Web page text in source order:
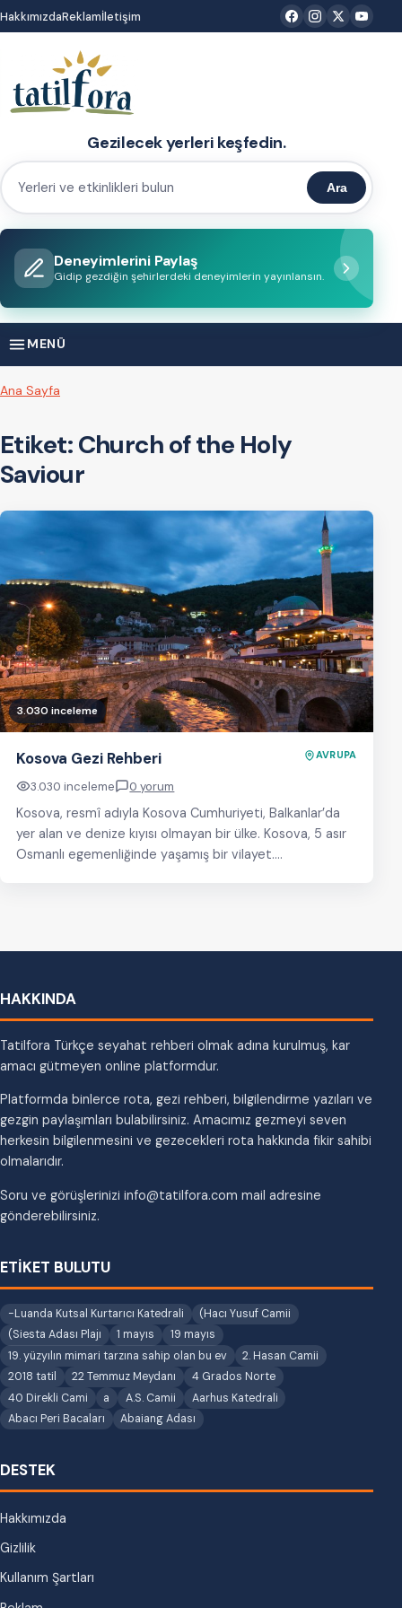
İçeriğe
atla
HakkımızdaReklamİletişim
Gezilecek yerleri keşfedin.
Yerleri
etkinlikleri
bulun
Ara
Deneyimlerini Paylaş
Gidip gezdiğin şehirlerdeki deneyimlerin yayınlansın.
MENÜ
Ana Sayfa
Etiket:Church of the Holy
Saviour
3.030 inceleme
Kosova Gezi Rehberi AVRUPA
3.030 inceleme 0 yorum
Kosova, resmî adıyla Kosova Cumhuriyeti, Balkanlar’da
yer alan ve denize kıyısı olmayan bir ülke. Kosova, 5 asır
Osmanlı egemenliğinde yaşamış bir vilayet.…
HAKKINDA
Tatilfora Türkçe seyahat rehberi olmak adına kurulmuş, kar
amacı gütmeyen online platformdur.
Platformda binlerce rota, gezi rehberi, bilgilendirme yazıları ve
gezgin paylaşımları bulabilirsiniz. Amacımız gezmeyi seven
herkesin bilgilenmesini ve gezecekleri rota hakkında fikir sahibi
olmalarıdır.
Soru ve görüşlerinizi info@tatilfora.com mail adresine
gönderebilirsiniz.
ETİKET BULUTU
-Luanda Kutsal Kurtarıcı Katedrali
(Hacı Yusuf Camii
(Siesta Adası Plajı
1 mayıs
19 mayıs
19. yüzyılın mimari tarzına sahip olan bu ev
2. Hasan Camii
2018 tatil
22 Temmuz Meydanı
4 Grados Norte
40 Direkli Cami
a A.S. Camii
Aarhus Katedrali
Abacı Peri Bacaları
Abaiang Adası
DESTEK
Hakkımızda
Gizlilik
Kullanım Şartları